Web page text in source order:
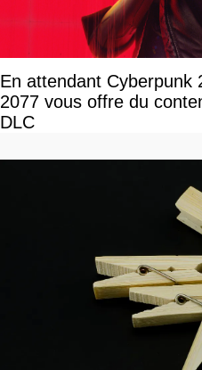
En attendant Cyberpunk
2077 vous offre du
DLC